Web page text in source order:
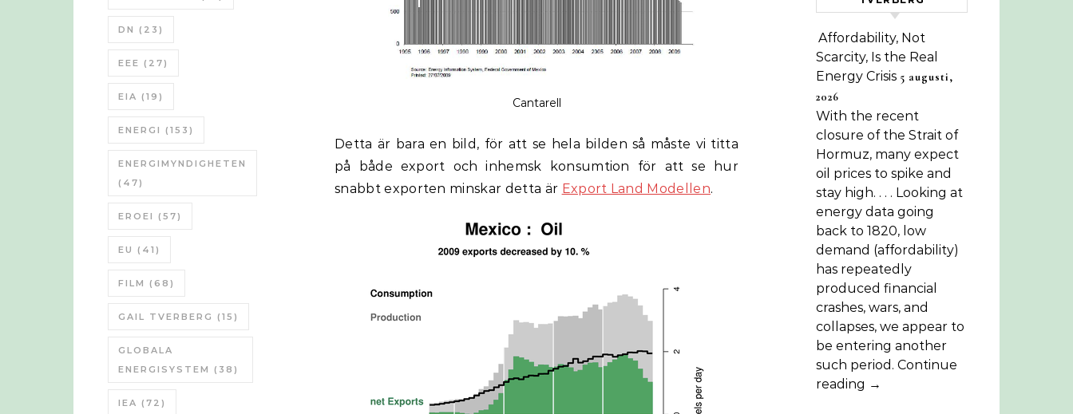
DN (23)
EEE (27)
EIA (19)
ENERGI (153)
ENERGIMYNDIGHETEN
(47)
EROEI (57)
EU (41)
FILM (68)
GAIL TVERBERG (15)
GLOBALA
ENERGISYSTEM (38)
IEA (72)
Cantarell
Detta är bara en bild, för att se hela bilden så måste vi titta
på både export och inhemsk konsumtion för att se hur
snabbt exporten minskar detta är Export Land Modellen.
Affordability, Not
Scarcity, Is the Real
Energy Crisis 5 augusti,
2026
With the recent
closure of the Strait of
Hormuz, many expect
oil prices to spike and
stay high. . . . Looking at
energy data going
back to 1820, low
demand (affordability)
has repeatedly
produced financial
crashes, wars, and
collapses, we appear to
be entering another
such period. Continue
reading →